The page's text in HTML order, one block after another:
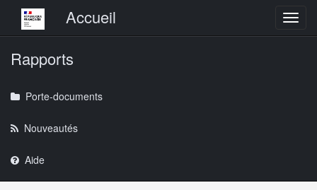
Menu principalAccueil
Rapports
Porte-documents
Nouveautés
Aide